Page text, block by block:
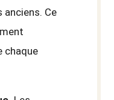
anciens. Ce
chaque